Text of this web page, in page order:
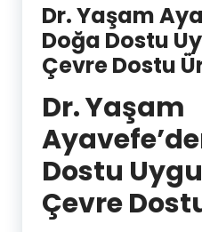
Dr. Yaşam
Doğa Dostu
Çevre Dostu
Dr. Yaşam
Dostu
Çevre